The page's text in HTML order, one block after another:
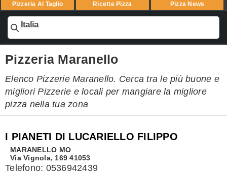
Pizzeria Al Taglio
Ricette Pizza Pizza News
Italia
Pizzeria Maranello
Elenco Pizzerie Maranello. Cerca tra le più buone e
migliori Pizzerie e locali per mangiare la migliore
pizza nella tua zona
I PIANETI DI LUCARIELLO FILIPPO
MARANELLO MO
Via Vignola, 169 41053
Telefono: 0536942439